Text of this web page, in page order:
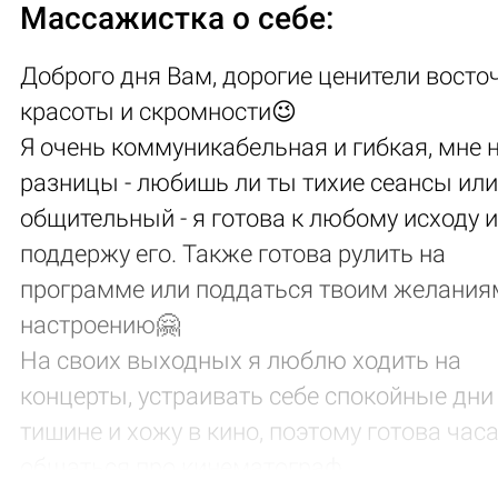
Массажистка о себе:
Доброго дня Вам, дорогие ценители
красоты и скромности😉
Я очень коммуникабельная и гибкая, мне
разницы - любишь ли ты тихие сеансы
общительный - я готова к любому исходу и
поддержу его. Также готова рулить на
программе или поддаться твоим
настроению🤗
На своих выходных я люблю ходить на
концерты, устраивать себе спокойные
тишине и хожу в кино, поэтому готова